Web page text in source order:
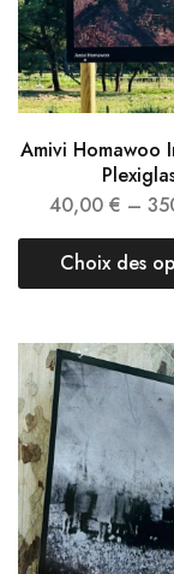
Amivi Homawoo
40,00 € –
Choix des